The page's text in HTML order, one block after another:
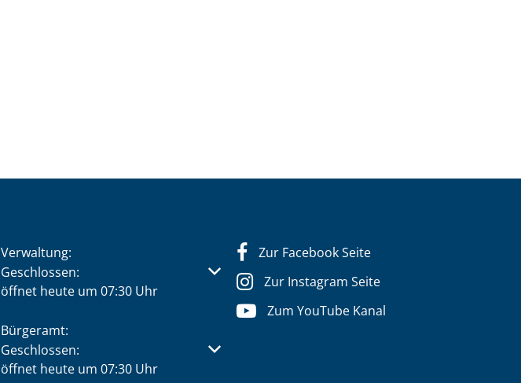
Verwaltung:
Klicken, um weitere Öffnungs- oder Schließzeiten auszublenden
Geschlossen:
öffnet heute um 07:30 Uhr
Bürgeramt:
Klicken, um weitere Öffnungs- oder Schließzeiten auszublenden
Geschlossen:
öffnet heute um 07:30 Uhr
Zur Facebook Seite
Zur Instagram Seite
Zum YouTube Kanal